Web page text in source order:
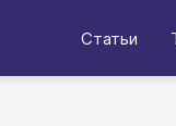
Статьи